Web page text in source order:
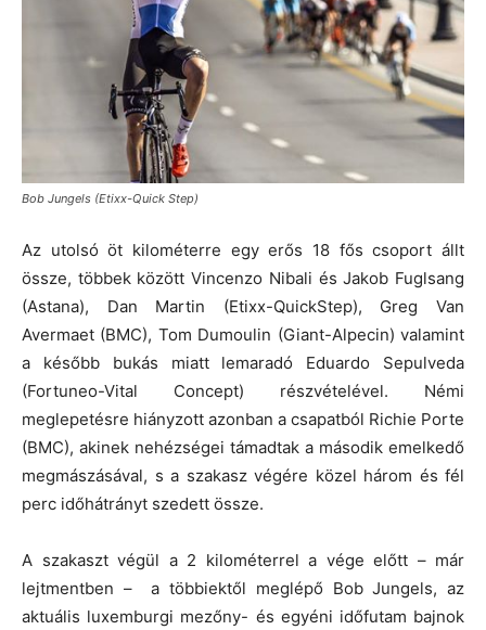
Bob Jungels (Etixx-Quick Step)
Az utolsó öt kilométerre egy erős 18 fős csoport állt
össze, többek között Vincenzo Nibali és Jakob Fuglsang
(Astana), Dan Martin (Etixx-QuickStep), Greg Van
Avermaet (BMC), Tom Dumoulin (Giant-Alpecin) valamint
a később bukás miatt lemaradó Eduardo Sepulveda
(Fortuneo-Vital Concept) részvételével. Némi
meglepetésre hiányzott azonban a csapatból Richie Porte
(BMC), akinek nehézségei támadtak a második emelkedő
megmászásával, s a szakasz végére közel három és fél
perc időhátrányt szedett össze.
A szakaszt végül a 2 kilométerrel a vége előtt – már
lejtmentben – a többiektől meglépő Bob Jungels, az
aktuális luxemburgi mezőny- és egyéni időfutam bajnok